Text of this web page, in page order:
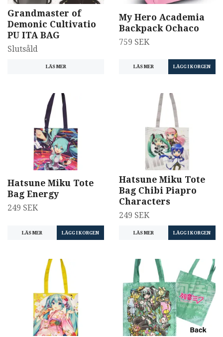
Grandmaster of
Demonic Cultivatio
PU ITA BAG
Slutsåld
LÄS MER
My Hero Academia
Backpack Ochaco
759 SEK
LÄS MER
Hatsune Miku Tote
Bag Energy
249 SEK
LÄS MER
Hatsune Miku Tote
Bag Chibi Piapro
Characters
249 SEK
LÄS MER